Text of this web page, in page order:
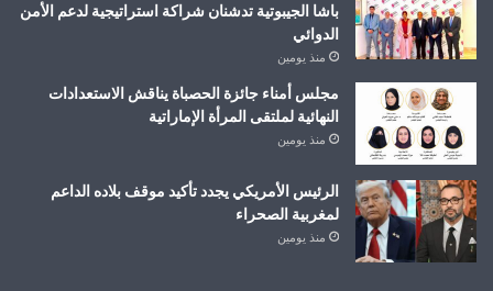
باشا الجيبوتية تدشنان شراكة استراتيجية لدعم الأمن
الدوائي
منذ يومين
مجلس أمناء جائزة الحصباة يناقش الاستعدادات
النهائية لملتقى المرأة الإماراتية
منذ يومين
الرئيس الأمريكي يجدد تأكيد موقف بلاده الداعم
لمغربية الصحراء
منذ يومين